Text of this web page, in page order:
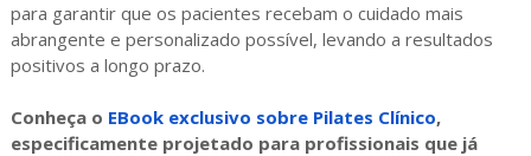
para garantir que os pacientes recebam o cuidado mais
abrangente e personalizado possível, levando a resultados
positivos a longo prazo.
Conheça o EBook exclusivo sobre Pilates Clínico,
especificamente projetado para profissionais que já